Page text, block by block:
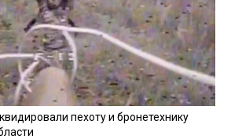
пехоту и бронетехнику